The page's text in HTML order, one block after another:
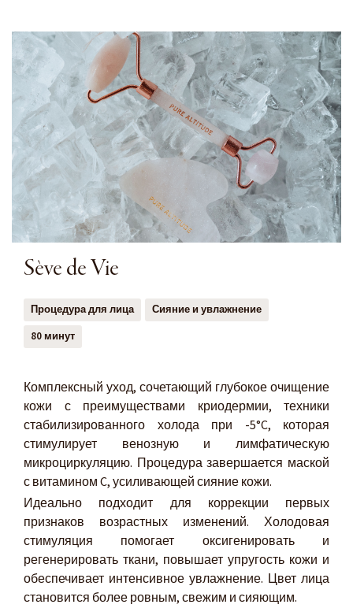
Sève de Vie
Процедура для лица
Сияние и увлажнение
80 минут
Комплексный уход, сочетающий глубокое очищение
кожи с преимуществами криодермии, техники
стабилизированного холода при -5°C, которая
стимулирует венозную и лимфатическую
микроциркуляцию. Процедура завершается маской
с витамином C, усиливающей сияние кожи.
Идеально подходит для коррекции первых
признаков возрастных изменений. Холодовая
стимуляция помогает оксигенировать и
регенерировать ткани, повышает упругость кожи и
обеспечивает интенсивное увлажнение. Цвет лица
становится более ровным, свежим и сияющим.